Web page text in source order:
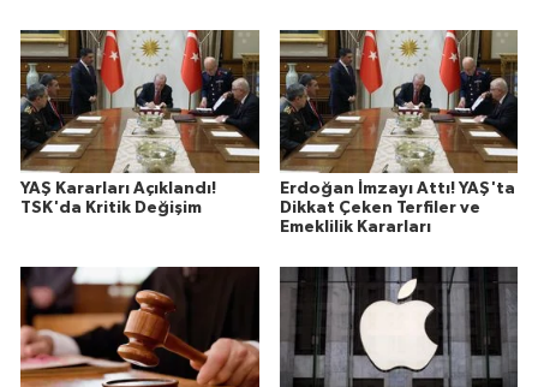
YAŞ Kararları Açıklandı!
TSK'da Kritik Değişim
Erdoğan İmzayı Attı! YAŞ'ta
Dikkat Çeken Terfiler ve
Emeklilik Kararları